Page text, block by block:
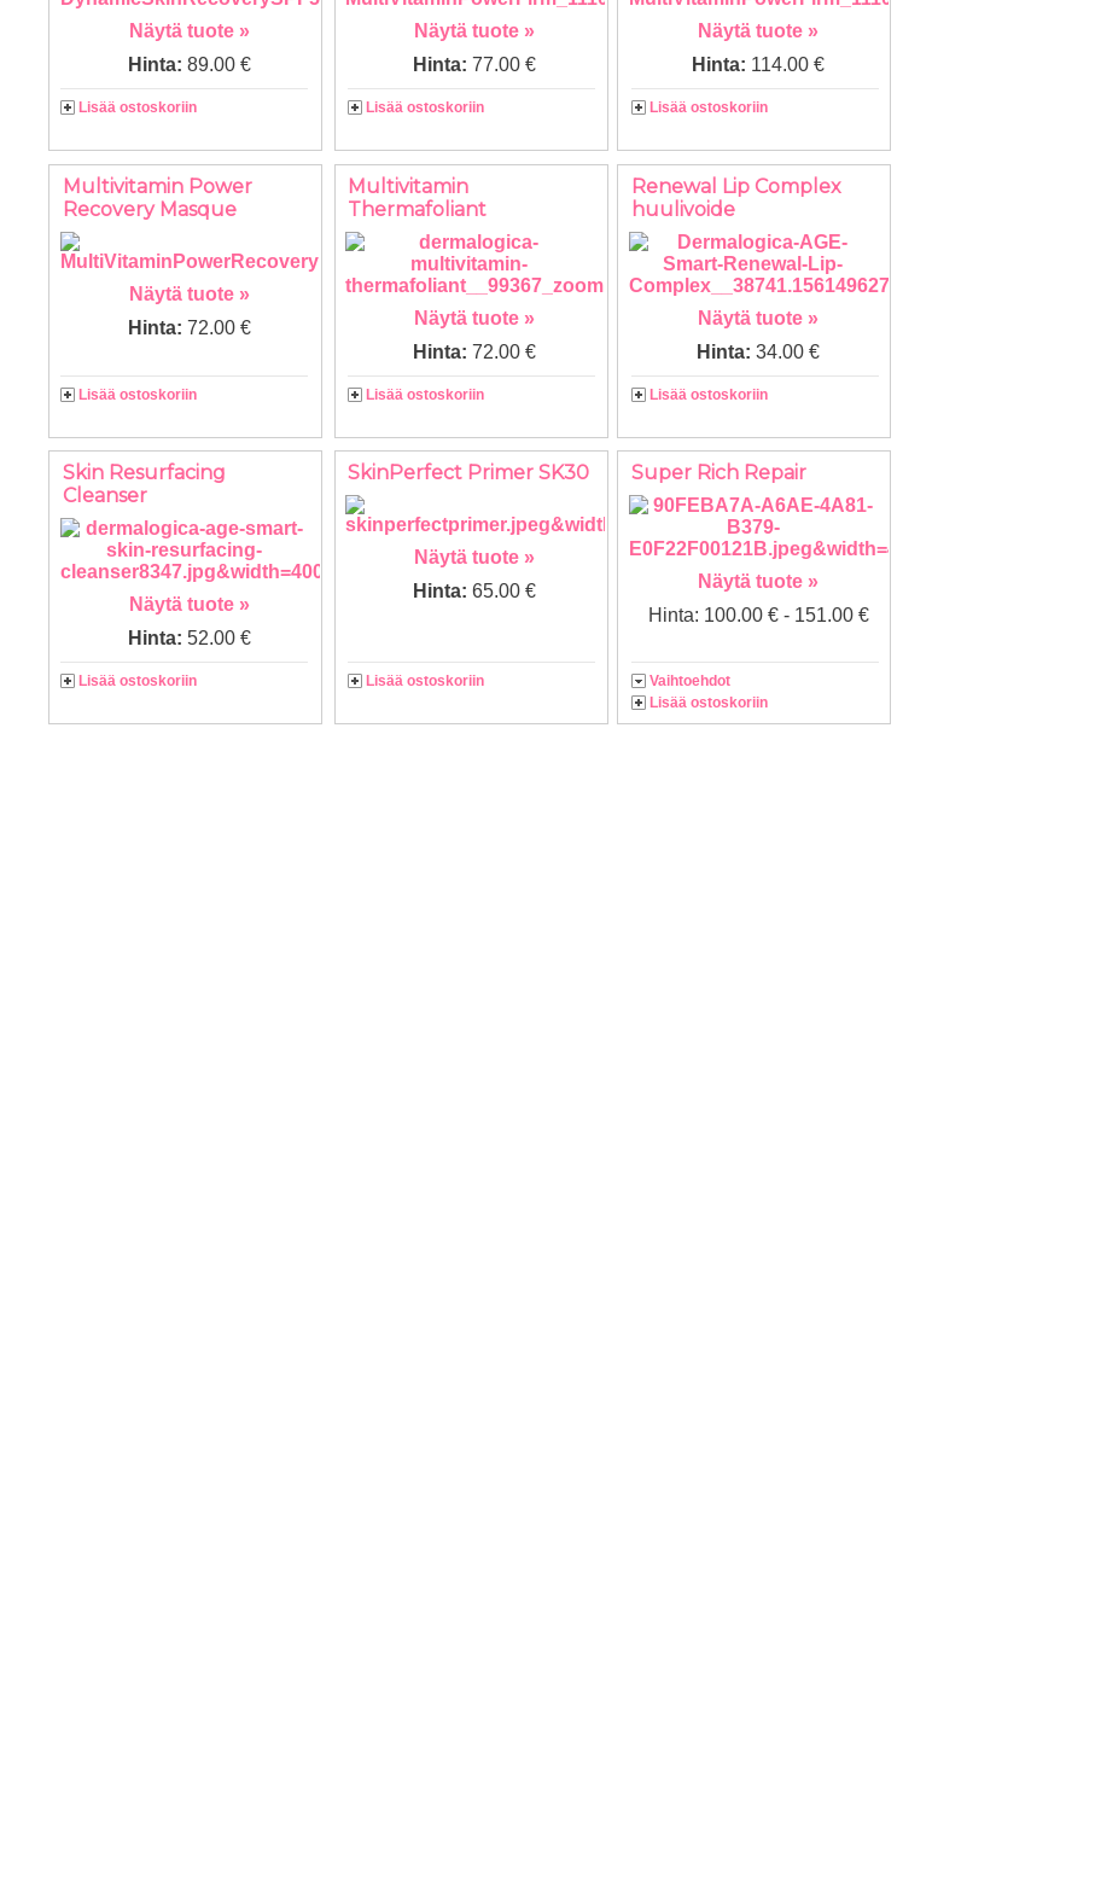
Näytä tuote »
Hinta:89.00 €
Lisää ostoskoriin
Näytä tuote »
Hinta: 77.00 €
Lisää ostoskoriin
Näytä tuote »
Hinta: 114.00 €
Lisää ostoskoriin
Multivitamin Power
Recovery Masque
Näytä tuote »
Hinta:72.00 €
Lisää ostoskoriin
Multivitamin
Thermafoliant
Näytä tuote »
Hinta: 72.00 €
Lisää ostoskoriin
Renewal Lip Complex
huulivoide
Näytä tuote »
Hinta:34.00 €
Lisää ostoskoriin
Skin Resurfacing
Cleanser
Näytä tuote »
Hinta:52.00 €
Lisää ostoskoriin
SkinPerfect Primer SK30
Näytä tuote »
Hinta: 65.00 €
Lisää ostoskoriin
Super Rich Repair
Näytä tuote »
Hinta: 100.00 € - 151.00 €
Vaihtoehdot
Lisää ostoskoriin